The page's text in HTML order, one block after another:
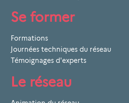
Se former
Formations
Journées techniques du réseau
Témoignages d'experts
Le réseau